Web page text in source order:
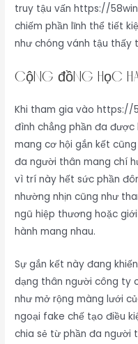
truy tậu vấn https://
chiếm phần lĩnh thể tiết
như chóng vánh tậu thấy
Cộng đồng học
Khi tham gia vào https://
đình chẳng phần đa
mang cơ hội gắn kết
đa người thân mang chí
vì trí này hết sức phần
nhường nhịn cũng như
ngũ hiệp thương hoặc
hành mang nhau.
Sự gắn kết này đang
dạng thân người công ty
như mở rộng màng lưới
ngoại fake chế tạo điều
chia sẻ từ phần đa người